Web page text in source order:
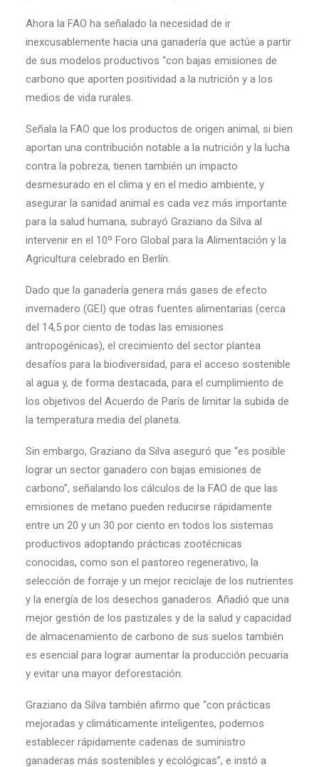
Ahora la FAO ha señalado la necesidad de ir
inexcusablemente hacia una ganadería que actúe a partir
de sus modelos productivos “con bajas emisiones de
carbono que aporten positividad a la nutrición y a los
medios de vida rurales.
Señala la FAO que los productos de origen animal, si bien
aportan una contribución notable a la nutrición y la lucha
contra la pobreza, tienen también un impacto
desmesurado en el clima y en el medio ambiente, y
asegurar la sanidad animal es cada vez más importante
para la salud humana, subrayó Graziano da Silva al
intervenir en el 10º Foro Global para la Alimentación y la
Agricultura celebrado en Berlín.
Dado que la ganadería genera más gases de efecto
invernadero (GEI) que otras fuentes alimentarias (cerca
del 14,5 por ciento de todas las emisiones
antropogénicas), el crecimiento del sector plantea
desafíos para la biodiversidad, para el acceso sostenible
al agua y, de forma destacada, para el cumplimiento de
los objetivos del Acuerdo de París de limitar la subida de
la temperatura media del planeta.
Sin embargo, Graziano da Silva aseguró que “es posible
lograr un sector ganadero con bajas emisiones de
carbono”, señalando los cálculos de la FAO de que las
emisiones de metano pueden reducirse rápidamente
entre un 20 y un 30 por ciento en todos los sistemas
productivos adoptando prácticas zootécnicas
conocidas, como son el pastoreo regenerativo, la
selección de forraje y un mejor reciclaje de los nutrientes
y la energía de los desechos ganaderos. Añadió que una
mejor gestión de los pastizales y de la salud y capacidad
de almacenamiento de carbono de sus suelos también
es esencial para lograr aumentar la producción pecuaria
y evitar una mayor deforestación.
Graziano da Silva también afirmo que “con prácticas
mejoradas y climáticamente inteligentes, podemos
establecer rápidamente cadenas de suministro
ganaderas más sostenibles y ecológicas”, e instó a